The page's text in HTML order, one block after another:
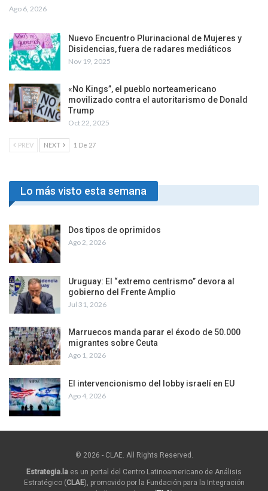
Ago 6, 2026
Nuevo Encuentro Plurinacional de Mujeres y
Disidencias, fuera de radares mediáticos
Nov 19, 2025
«No Kings”, el pueblo norteamericano
movilizado contra el autoritarismo de Donald
Trump
Oct 22, 2025
PREV NEXT 1 De 27
Lo más visto esta semana
Dos tipos de oprimidos
Ago 2, 2026
Uruguay: El “extremo centrismo” devora al
gobierno del Frente Amplio
Jul 31, 2026
Marruecos manda parar el éxodo de 50.000
migrantes sobre Ceuta
Ago 1, 2026
El intervencionismo del lobby israelí en EU
Ago 4, 2026
© 2026 - CLAE. All Rights Reserved.
Estrategia.la es un portal del Centro Latinoamericano de Análisis
Estratégico (CLAE), promovido por la Fundación para la Integración